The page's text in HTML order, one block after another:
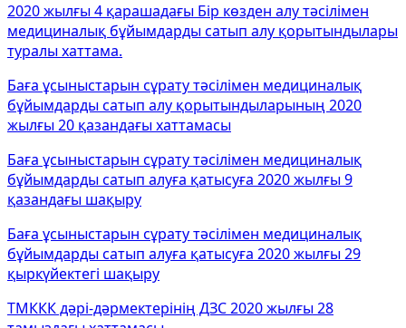
2020 жылғы 4 қарашадағы Бір көзден алу тәсілімен
медициналық бұйымдарды сатып алу қорытындылары
туралы хаттама.
Баға ұсыныстарын сұрату тәсілімен медициналық
бұйымдарды сатып алу қорытындыларының 2020
жылғы 20 қазандағы хаттамасы
Баға ұсыныстарын сұрату тәсілімен медициналық
бұйымдарды сатып алуға қатысуға 2020 жылғы 9
қазандағы шақыру
Баға ұсыныстарын сұрату тәсілімен медициналық
бұйымдарды сатып алуға қатысуға 2020 жылғы 29
қыркүйектегі шақыру
ТМККК дәрі-дәрмектерінің ДЗС 2020 жылғы 28